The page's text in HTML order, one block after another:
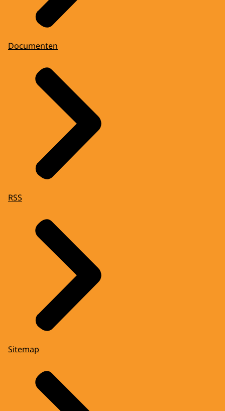
Documenten
RSS
Sitemap